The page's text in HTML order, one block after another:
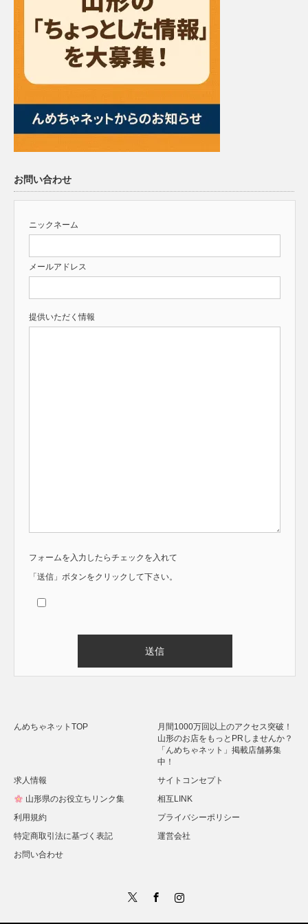
お問い合わせ
ニックネーム
メールアドレス
提供いただく情報
フォームを入力したらチェックを入れて
「送信」ボタンをクリックして下さい。
んめちゃネットTOP
月間1000万回以上のアクセス突破！
山形のお店をもっとPRしませんか？
「んめちゃネット」掲載店舗募集
中！
求人情報
サイトコンセプト
山形県のお役立ちリンク集
相互LINK
利用規約
プライバシーポリシー
特定商取引法に基づく表記
運営会社
お問い合わせ
Instagram